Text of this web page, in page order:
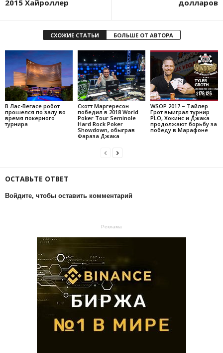
2015 Хайроллер
долларов
СХОЖИЕ СТАТЬИ БОЛЬШЕ ОТ АВТОРА
В Лас-Вегасе робот
прошелся по залу во
время покерного
турнира
Скотт Маргересон
победил в 2018 World
Poker Tour Seminole
Hard Rock Poker
Showdown, обыграв
Фараза Джака
WSOP 2017 – Тайлер
Грот выиграл турнир
PLO, Хокинс и Джака
продолжают борьбу за
победу в Марафоне
ОСТАВЬТЕ ОТВЕТ
Войдите, чтобы оставить комментарий
Реклама